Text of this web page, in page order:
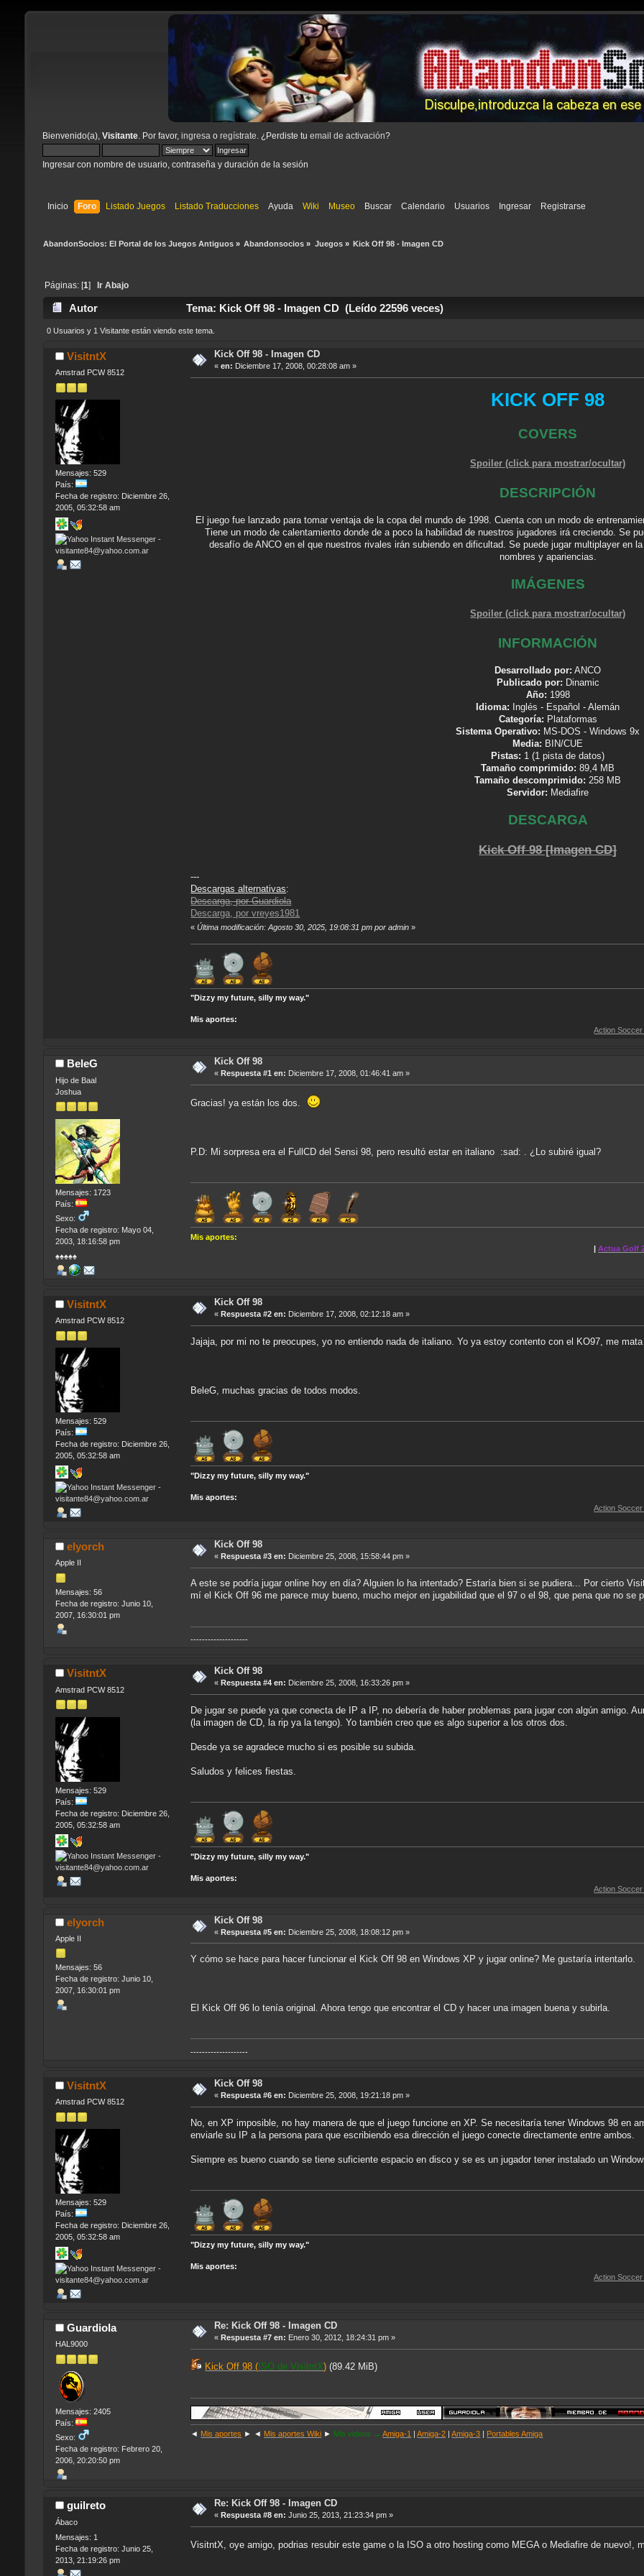
Bienvenido(a), Visitante. Por favor, ingresa o regístrate . ¿Perdiste tu email de activación?
Ingresar con nombre de usuario, contraseña y duración de la sesión
Inicio Foro Listado Juegos Listado Traducciones Ayuda Wiki Museo Buscar Calendario Usuarios Ingresar Registrarse
AbandonSocios: El Portal de los Juegos Antiguos» Abandonsocios » Juegos» Kick Off 98 - Imagen CD
Páginas: [ 1 Ir Abajo
Autor Tema: Kick Off 98 - Imagen CD (Leído 22596 veces)
0 Usuarios y 1 Visitante están viendo este tema.
VisitntX
Amstrad PCW 8512
Mensajes: 529
País:
Fecha de registro: Diciembre 26,
2005, 05:32:58 am
Kick Off 98 - Imagen CD
« en: Diciembre 17, 2008, 00:28:08 am »
KICK OFF 98
COVERS
Spoiler (click para mostrar/ocultar)
DESCRIPCIÓN
El juego fue lanzado para tomar ventaja de la copa del mundo de 1998. Cuenta con un modo de
Tiene un modo de calentamiento donde de a poco la habilidad de nuestros jugadores irá creciendo. Se
desafío de ANCO en el que nuestros rivales irán subiendo en dificultad. Se puede jugar multiplayer en
nombres y apariencias.
IMÁGENES
Spoiler (click para mostrar/ocultar)
INFORMACIÓN
Desarrollado por: ANCO
Publicado por: Dinamic
Año: 1998
Idioma: Inglés - Español - Alemán
Categoría: Plataformas
Sistema Operativo: MS-DOS - Windows 9x
Media: BIN/CUE
Pistas: 1 (1 pista de datos)
Tamaño comprimido: 89,4 MB
Tamaño descomprimido: 258 MB
Servidor: Mediafire
DESCARGA
Kick Off 98 [Imagen CD]
---
Descargas alternativas:
Descarga, por Guardiola
Descarga, por vreyes1981
«Última modificación: Agosto 30, 2025, 19:08:31 pm por admin »
"Dizzy my future, silly my way."
Mis aportes:
Action Soccer [Imagen CD]
BeleG
Hijo de Baal
Joshua
Mensajes: 1723
País:
Sexo:
Fecha de registro: Mayo 04,
2003, 18:16:58 pm
♠♠♠♠♠
Kick Off 98
« Respuesta #1 en: Diciembre 17, 2008, 01:46:41 am »
Gracias! ya están los dos.
P.D: Mi sorpresa era el FullCD del Sensi 98, pero resultó estar en italiano :sad: . ¿Lo subiré igual?
Mis aportes:
Actua Golf 2 |Anno
VisitntX
Amstrad PCW 8512
Mensajes: 529
País:
Fecha de registro: Diciembre 26,
2005, 05:32:58 am
Kick Off 98
« Respuesta #2 en: Diciembre 17, 2008, 02:12:18 am »
Jajaja, por mi no te preocupes, yo no entiendo nada de italiano. Yo ya estoy contento con el KO97, me
BeleG, muchas gracias de todos modos.
"Dizzy my future, silly my way."
Mis aportes:
Action Soccer [Imagen CD]
elyorch
Apple II
Mensajes: 56
Fecha de registro: Junio 10,
2007, 16:30:01 pm
Kick Off 98
« Respuesta #3 en: Diciembre 25, 2008, 15:58:44 pm »
A este se podría jugar online hoy en día? Alguien lo ha intentado? Estaría bien si se pudiera... Por cierto
mí el Kick Off 96 me parece muy bueno, mucho mejor en jugabilidad que el 97 o el 98, que pena que no se
--------------------
VisitntX
Amstrad PCW 8512
Mensajes: 529
País:
Fecha de registro: Diciembre 26,
2005, 05:32:58 am
Kick Off 98
« Respuesta #4 en: Diciembre 25, 2008, 16:33:26 pm »
De jugar se puede ya que conecta de IP a IP, no debería de haber problemas para jugar con algún amigo.
(la imagen de CD, la rip ya la tengo). Yo también creo que es algo superior a los otros dos.
Desde ya se agradece mucho si es posible su subida.
Saludos y felices fiestas.
"Dizzy my future, silly my way."
Mis aportes:
Action Soccer [Imagen CD]
elyorch
Apple II
Mensajes: 56
Fecha de registro: Junio 10,
2007, 16:30:01 pm
Kick Off 98
« Respuesta #5 en: Diciembre 25, 2008, 18:08:12 pm »
Y cómo se hace para hacer funcionar el Kick Off 98 en Windows XP y jugar online? Me gustaría intentarlo.
El Kick Off 96 lo tenía original. Ahora tengo que encontrar el CD y hacer una imagen buena y subirla.
--------------------
VisitntX
Amstrad PCW 8512
Mensajes: 529
País:
Fecha de registro: Diciembre 26,
2005, 05:32:58 am
Kick Off 98
« Respuesta #6 en: Diciembre 25, 2008, 19:21:18 pm »
No, en XP imposible, no hay manera de que el juego funcione en XP. Se necesitaría tener Windows 98 en
enviarle su IP a la persona para que escribiendo esa dirección el juego conecte directamente entre ambos.
Siempre es bueno cuando se tiene suficiente espacio en disco y se es un jugador tener instalado un
"Dizzy my future, silly my way."
Mis aportes:
Action Soccer [Imagen CD]
Guardiola
HAL9000
Mensajes: 2405
País:
Sexo:
Fecha de registro: Febrero 20,
2006, 20:20:50 pm
Re: Kick Off 98 - Imagen CD
« Respuesta #7 en: Enero 30, 2012, 18:24:31 pm »
Kick Off 98 ( ISO de VisitntX) (89.42 MiB)
◄ Mis aportes ► ◄ Mis aportes Wiki ► Mis videos →Amiga-1 |Amiga-2 |Amiga-3 Portables Amiga
guilreto
Ábaco
Mensajes: 1
Fecha de registro: Junio 25,
2013, 21:19:26 pm
Re: Kick Off 98 - Imagen CD
« Respuesta #8 en: Junio 25, 2013, 21:23:34 pm »
VisitntX, oye amigo, podrias resubir este game o la ISO a otro hosting como MEGA o Mediafire de nuevo!,